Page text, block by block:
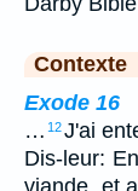
Contexte
Exode 16
… 12J'ai
Dis-leur:
viande, et